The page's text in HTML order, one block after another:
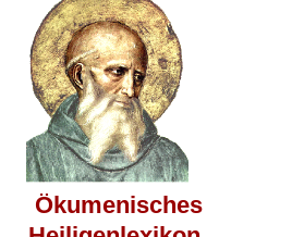
Ökumenisches